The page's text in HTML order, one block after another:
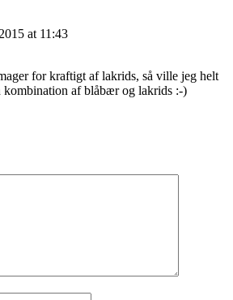
at 11:43
for kraftigt af lakrids, så ville jeg helt
kombination af blåbær og lakrids :-)